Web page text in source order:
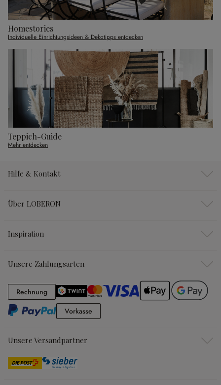
Homestories
Individuelle Einrichtungsideen & Dekotipps entdecken
Teppich-Guide
Mehr entdecken
Hilfe & Kontakt
Über LOBERON
Inspiration
Unsere Zahlungsarten
RechnungRechnung
Vorkasse
Unsere Versandpartner